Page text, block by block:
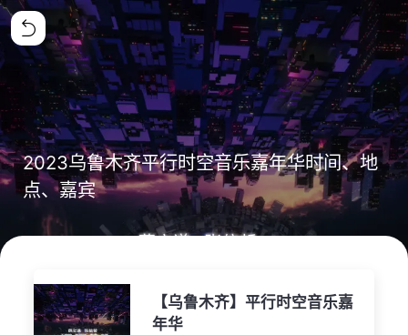
2023乌鲁木齐平行时空音乐嘉年华时间、地
点、嘉宾
【乌鲁木齐】平行时空音乐嘉
年华